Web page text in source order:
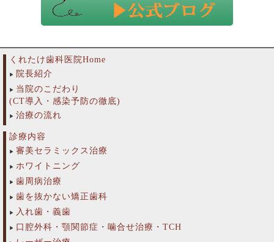
くれたけ歯科医院Home
院長紹介
当院のこだわり
(CT導入・感染予防の徹底)
治療の流れ
診療内容
審美セラミックス治療
ホワイトニング
歯周病治療
歯を抜かない矯正歯科
入れ歯・義歯
口腔外科・顎関節症・噛合せ治療・TCH